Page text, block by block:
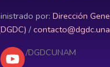
por: Dirección
/
/DGDCUNAM